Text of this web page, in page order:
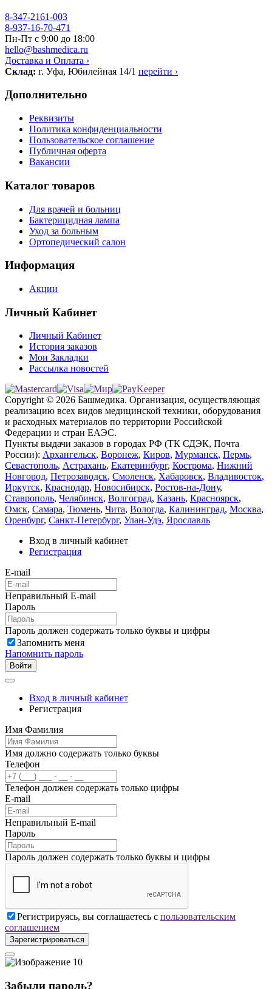
8-347-2161-003
8-937-16-70-471
Пн-Пт с 9:00 до 18:00
hello@bashmedica.ru
Доставка и Оплата ›
Склад: г. Уфа, Юбилейная 14/1 перейти ›
Дополнительно
Реквизиты
Политика конфиденциальности
Пользовательское соглашение
Публичная оферта
Вакансии
Каталог товаров
Для врачей и больниц
Бактерицидная лампа
Уход за больным
Ортопедический салон
Информация
Акции
Личный Кабинет
Личный Кабинет
История заказов
Мои Закладки
Рассылка новостей
Copyright © 2026 Башмедика. Организация, осуществляющая
реализацию всех видов медицинской техники, оборудования
и расходных материалов по территории Российской
Федерации и стран ЕАЭС.
Пункты выдачи заказов в городах РФ (ТК СДЭК, Почта
России): Архангельск, Воронеж, Киров, Мурманск, Пермь,
Севастополь, Астрахань, Екатеринбург, Кострома, Нижний
Новгород, Петрозаводск, Смоленск, Хабаровск, Владивосток,
Иркутск, Краснодар, Новосибирск, Ростов-на-Дону,
Ставрополь, Челябинск, Волгоград, Казань, Красноярск,
Омск, Самара, Тюмень, Чита, Вологда, Калининград, Москва,
Оренбург, Санкт-Петербург, Улан-Удэ, Ярославль
Вход в личный кабинет
Регистрация
E-mail
Неправильный E-mail
Пароль
Пароль должен содержать только буквы и цифры
Запомнить меня
Напомнить пароль
Войти
Вход в личный кабинет
Регистрация
Имя Фамилия
Имя должно содержать только буквы
Телефон
Телефон должен содержать только цифры
E-mail
Неправильный E-mail
Пароль
Пароль должен содержать только буквы и цифры
Регистрируясь, вы соглашаетесь с пользовательским
соглашением
Зарегистрироваться
Забыли пароль?